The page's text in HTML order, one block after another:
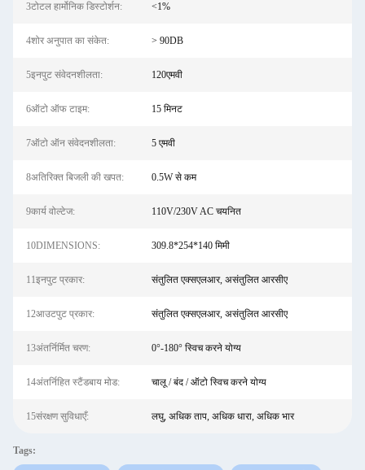
3टोटल हार्मोनिक डिस्टोर्शन: <1%
4शोर अनुपात का संकेत: > 90DB
5इनपुट संवेदनशीलता: 120एमवी
6ऑटो ऑफ टाइम: 15 मिनट
7ऑटो ऑन संवेदनशीलता: 5 एमवी
8अतिरिक्त बिजली की खपत: 0.5W से कम
9कार्य वोल्टेज: 110V/230V AC चयनित
10DIMENSIONS: 309.8*254*140 मिमी
11इनपुट प्रकार: संतुलित एक्सएलआर, असंतुलित आरसीए
12आउटपुट प्रकार: संतुलित एक्सएलआर, असंतुलित आरसीए
13अंतर्निर्मित चरण: 0°-180° स्विच करने योग्य
14अंतर्निहित स्टैंडबाय मोड: चालू / बंद / ऑटो स्विच करने योग्य
15संरक्षण सुविधाएँ: लघु, अधिक ताप, अधिक धारा, अधिक भार
Tags: